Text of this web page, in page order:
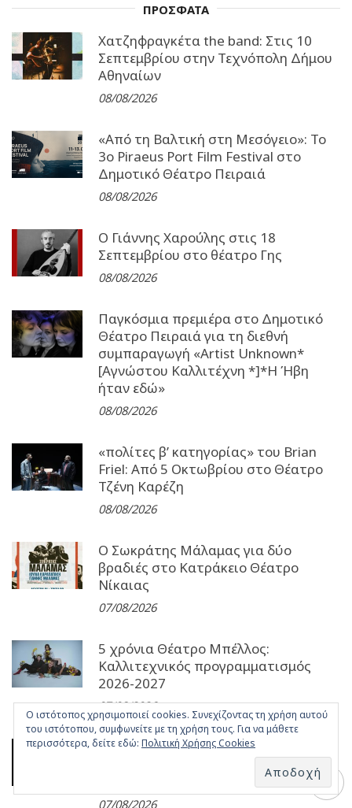
ΠΡΟΣΦΑΤΑ
Χατζηφραγκέτα the band: Στις 10
Σεπτεμβρίου στην Τεχνόπολη Δήμου
Αθηναίων
08/08/2026
«Από τη Βαλτική στη Μεσόγειο»: Το
3o Piraeus Port Film Festival στο
Δημοτικό Θέατρο Πειραιά
08/08/2026
Ο Γιάννης Χαρούλης στις 18
Σεπτεμβρίου στο θέατρο Γης
08/08/2026
Παγκόσμια πρεμιέρα στο Δημοτικό
Θέατρο Πειραιά για τη διεθνή
συμπαραγωγή «Artist Unknown*
[Αγνώστου Καλλιτέχνη *]*Η Ήβη
ήταν εδώ»
08/08/2026
«πολίτες β’ κατηγορίας» του Brian
Friel: Από 5 Οκτωβρίου στο Θέατρο
Τζένη Καρέζη
08/08/2026
Ο Σωκράτης Μάλαμας για δύο
βραδιές στο Κατράκειο Θέατρο
Νίκαιας
07/08/2026
5 χρόνια Θέατρο Μπέλλος:
Καλλιτεχνικός προγραμματισμός
2026-2027
07/08/2026
«Η φωνή της Λουντμίλα»: Για 2
επετειακές παραστάσεις στο Θέατρο
07/08/2026
Ο ιστότοπος χρησιμοποιεί cookies. Συνεχίζοντας τη χρήση αυτού
του ιστότοπου, συμφωνείτε με τη χρήση τους. Για να μάθετε
περισσότερα, δείτε εδώ: Πολιτική Χρήσης Cookies